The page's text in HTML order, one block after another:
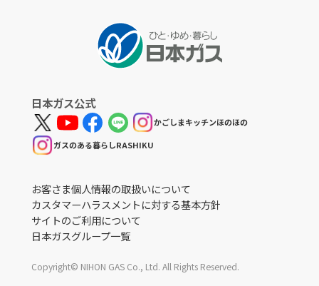
日本ガス公式
かごしまキッチンほのほの
ガスのある暮らしRASHIKU
お客さま個人情報の取扱いについて
カスタマーハラスメントに対する基本方針
サイトのご利用について
日本ガスグループ一覧
Copyright© NIHON GAS Co., Ltd. All Rights Reserved.